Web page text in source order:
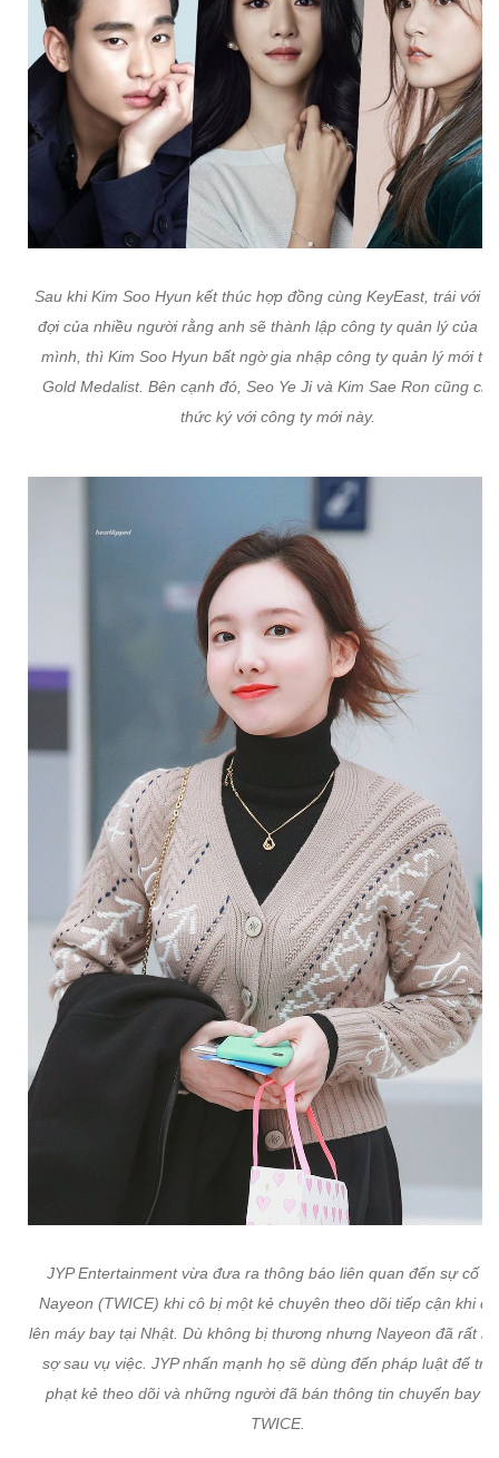
Sau khi Kim Soo Hyun kết thúc hợp đồng cùng KeyEast, trái với
đợi của nhiều người rằng anh sẽ thành lập công ty quản lý của
mình, thì Kim Soo Hyun bất ngờ gia nhập công ty quản lý mới
Gold Medalist. Bên cạnh đó, Seo Ye Ji và Kim Sae Ron cũng
thức ký với công ty mới này.
JYP Entertainment vừa đưa ra thông báo liên quan đến sự cố
Nayeon (TWICE) khi cô bị một kẻ chuyên theo dõi tiếp cận khi
lên máy bay tại Nhật. Dù không bị thương nhưng Nayeon đã rất
sợ sau vụ việc. JYP nhấn mạnh họ sẽ dùng đến pháp luật để
phạt kẻ theo dõi và những người đã bán thông tin chuyến bay
TWICE.